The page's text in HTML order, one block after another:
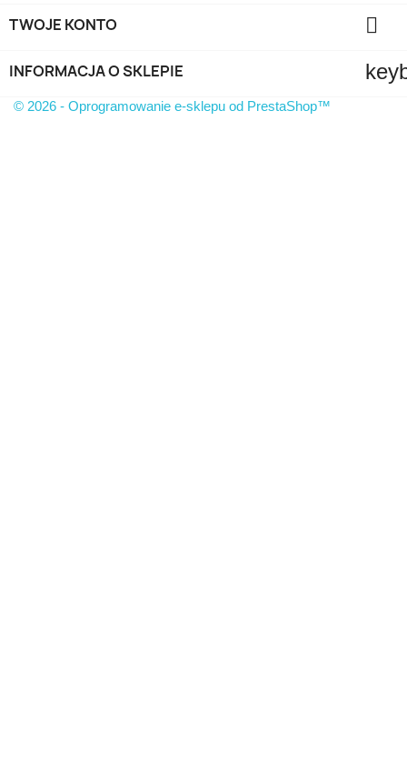
TWOJE KONTO 
INFORMACJA O SKLEPIE
© 2026 - Oprogramowanie e-sklepu od PrestaShop™